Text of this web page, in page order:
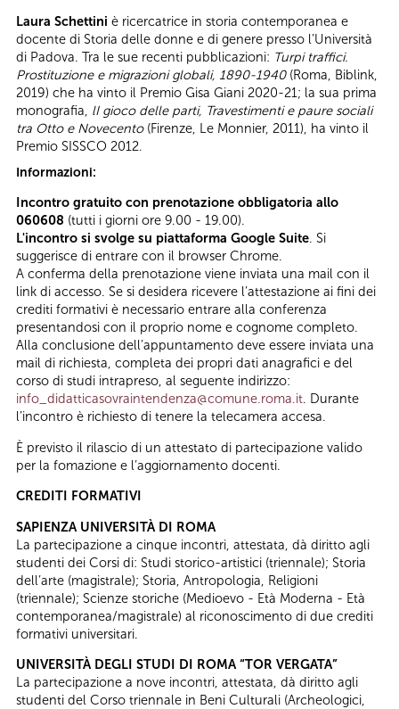
Laura Schettini è ricercatrice in storia contemporanea e
docente di Storia delle donne e di genere presso l'Università
di Padova. Tra le sue recenti pubblicazioni: Turpi traffici.
Prostituzione e migrazioni globali, 1890-1940(Roma, Biblink,
2019) che ha vinto il Premio Gisa Giani 2020-21; la sua prima
monografia, lI gioco delle parti, Travestimenti e paure sociali
tra Otto e Novecento (Firenze, Le Monnier, 2011), ha vinto il
Premio SISSCO 2012.
Informazioni:
Incontro gratuito con prenotazione obbligatoria allo
060608 (tutti i giorni ore 9.00 - 19.00).
L'incontro si svolge su piattaforma Google Suite. Si
suggerisce di entrare con il browser Chrome.
A conferma della prenotazione viene inviata una mail con il
link di accesso. Se si desidera ricevere l’attestazione ai fini dei
crediti formativi è necessario entrare alla conferenza
presentandosi con il proprio nome e cognome completo.
Alla conclusione dell’appuntamento deve essere inviata una
mail di richiesta, completa dei propri dati anagrafici e del
corso di studi intrapreso, al seguente indirizzo:
info_didatticasovraintendenza@comune.roma.it. Durante
l’incontro è richiesto di tenere la telecamera accesa.
È previsto il rilascio di un attestato di partecipazione valido
per la fomazione e l’aggiornamento docenti.
CREDITI FORMATIVI
SAPIENZA UNIVERSITÀ DI ROMA
La partecipazione a cinque incontri, attestata, dà diritto agli
studenti dei Corsi di: Studi storico-artistici (triennale); Storia
dell’arte (magistrale); Storia, Antropologia, Religioni
(triennale); Scienze storiche (Medioevo - Età Moderna - Età
contemporanea/magistrale) al riconoscimento di due crediti
formativi universitari.
UNIVERSITÀ DEGLI STUDI DI ROMA “TOR VERGATA”
La partecipazione a nove incontri, attestata, dà diritto agli
studenti del Corso triennale in Beni Culturali (Archeologici,